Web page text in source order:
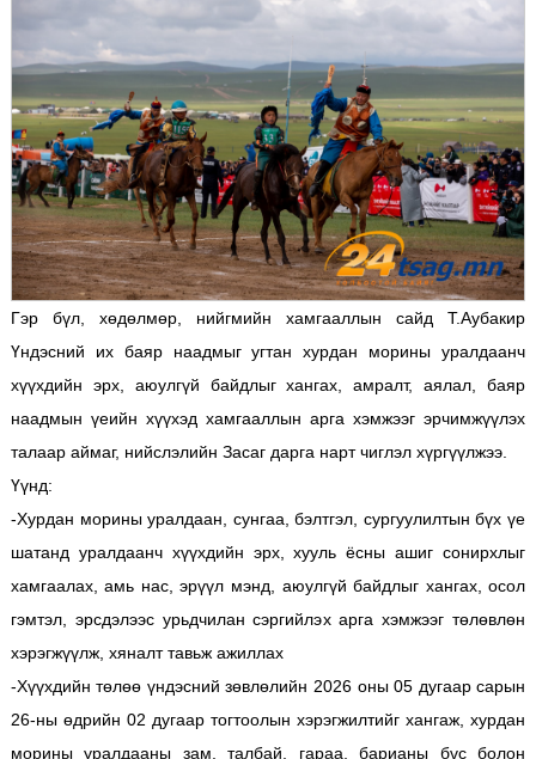
Гэр бүл, хөдөлмөр, нийгмийн хамгааллын сайд Т.Аубакир
Үндэсний их баяр наадмыг угтан хурдан морины уралдаанч
хүүхдийн эрх, аюулгүй байдлыг хангах, амралт, аялал, баяр
наадмын үеийн хүүхэд хамгааллын арга хэмжээг эрчимжүүлэх
талаар аймаг, нийслэлийн Засаг дарга нарт чиглэл хүргүүлжээ.
Үүнд:
-Хурдан морины уралдаан, сунгаа, бэлтгэл, сургуулилтын бүх үе
шатанд уралдаанч хүүхдийн эрх, хууль ёсны ашиг сонирхлыг
хамгаалах, амь нас, эрүүл мэнд, аюулгүй байдлыг хангах, осол
гэмтэл, эрсдэлээс урьдчилан сэргийлэх арга хэмжээг төлөвлөн
хэрэгжүүлж, хяналт тавьж ажиллах
-Хүүхдийн төлөө үндэсний зөвлөлийн 2026 оны 05 дугаар сарын
26-ны өдрийн 02 дугаар тогтоолын хэрэгжилтийг хангаж, хурдан
морины уралдааны зам, талбай, гараа, барианы бүс болон